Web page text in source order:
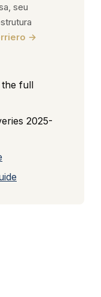
seu
→
the full
2025-